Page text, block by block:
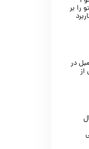
را بر
در
از